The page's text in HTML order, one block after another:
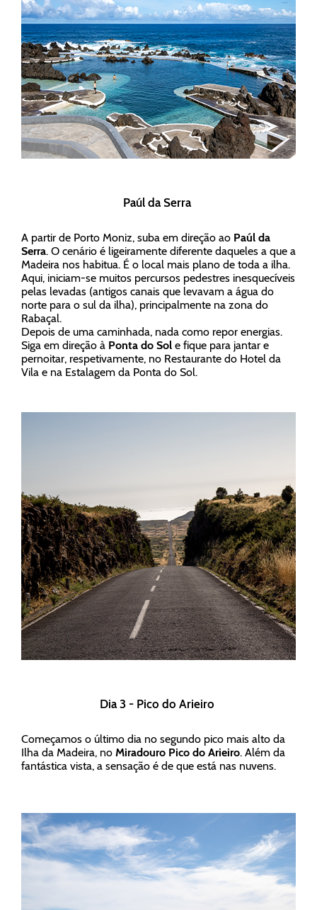
Paúl da Serra
A partir de Porto Moniz, suba em direção ao Paúl da
Serra. O cenário é ligeiramente diferente daqueles a que a
Madeira nos habitua. É o local mais plano de toda a ilha.
Aqui, iniciam-se muitos percursos pedestres inesquecíveis
pelas levadas (antigos canais que levavam a água do
norte para o sul da ilha), principalmente na zona do
Rabaçal.
Depois de uma caminhada, nada como repor energias.
Siga em direção à Ponta do Sol e fique para jantar e
pernoitar, respetivamente, no Restaurante do Hotel da
Vila e na Estalagem da Ponta do Sol.
Dia 3 - Pico do Arieiro
Começamos o último dia no segundo pico mais alto da
Ilha da Madeira, no Miradouro Pico do Arieiro. Além da
fantástica vista, a sensação é de que está nas nuvens.